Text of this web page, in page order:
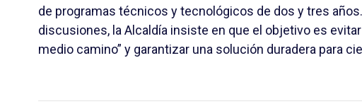
de programas técnicos y tecnológicos de dos y tres
discusiones, la Alcaldía insiste en que el objetivo es
medio camino” y garantizar una solución duradera para